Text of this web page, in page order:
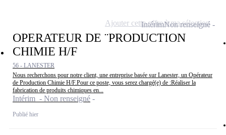
OPERATEUR DE ¨PRODUCTION
CHIMIE H/F
56 - LANESTER
Nous recherchons pour notre client, une entreprise basée sur Lanester, un Opérateur
de Production Chimie H/F.Pour ce poste, vous serez chargé(e) de :Réaliser la
fabrication de produits chimiques en...
Intérim - Non renseigné
Publié hier
IntérimNon renseigné
Ajouter cette offre à ma sélection